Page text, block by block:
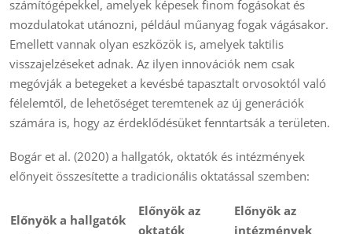
számítógépekkel, amelyek képesek finom fogásokat és
mozdulatokat utánozni, például műanyag fogak vágásakor.
Emellett vannak olyan eszközök is, amelyek taktilis
visszajelzéseket adnak. Az ilyen innovációk nem csak
megóvják a betegeket a kevésbé tapasztalt orvosoktól való
félelemtől, de lehetőséget teremtenek az új generációk
számára is, hogy az érdeklődésüket fenntartsák a területen.
Bogár et al. (2020) a hallgatók, oktatók és intézmények
előnyeit összesítette a tradicionális oktatással szemben:
Előnyök a hallgatók
Előnyök az
oktatók
Előnyök az
intézmények